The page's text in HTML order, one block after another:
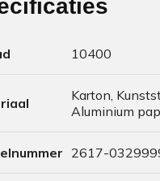
10400
Karton,
Aluminium
2617-